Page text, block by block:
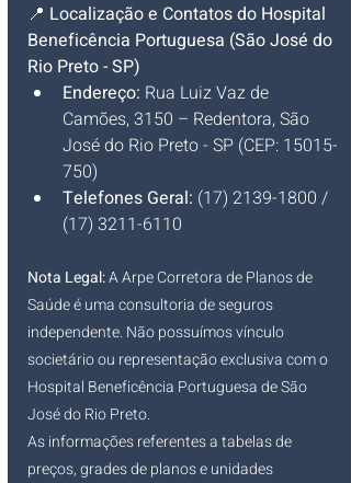
📍 Localização e Contatos do Hospital
Beneficência Portuguesa (São José do
Rio Preto - SP)
Endereço: Rua Luiz Vaz de
Camões, 3150 – Redentora, São
José do Rio Preto - SP (CEP: 15015-
750)
Telefones Geral: (17) 2139-1800 /
(17) 3211-6110
Nota Legal: A Arpe Corretora de Planos de
Saúde é uma consultoria de seguros
independente. Não possuímos vínculo
societário ou representação exclusiva com o
Hospital Beneficência Portuguesa de São
José do Rio Preto.
As informações referentes a tabelas de
preços, grades de planos e unidades